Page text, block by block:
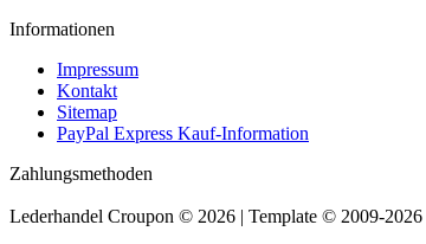
Informationen
Impressum
Kontakt
Sitemap
PayPal Express Kauf-Information
Zahlungsmethoden
Lederhandel Croupon © 2026 | Template © 2009-